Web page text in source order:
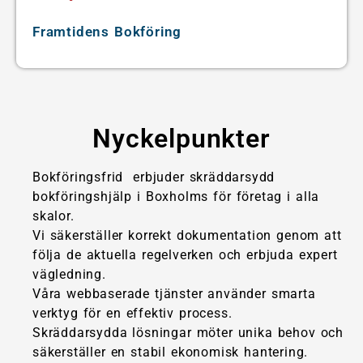
Framtidens Bokföring
Nyckelpunkter
Bokföringsfrid erbjuder skräddarsydd
bokföringshjälp i Boxholms för företag i alla
skalor.
Vi säkerställer korrekt dokumentation genom att
följa de aktuella regelverken och erbjuda expert
vägledning.
Våra webbaserade tjänster använder smarta
verktyg för en effektiv process.
Skräddarsydda lösningar möter unika behov och
säkerställer en stabil ekonomisk hantering.